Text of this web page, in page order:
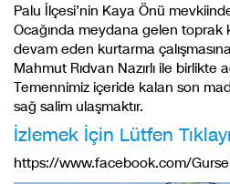
Palu İlçesi’nin Kaya Önü
Ocağında meydana gelen toprak
devam eden kurtarma
Mahmut Rıdvan Nazırlı ile birlikte
Temennimiz içeride kalan son
sağ salim ulaşmaktır.
İzlemek İçin Lütfen
https://www.facebook.com/